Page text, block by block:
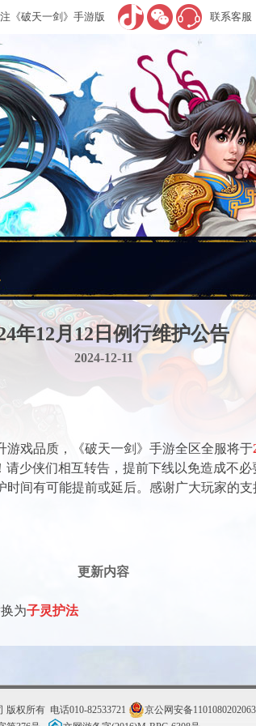
《破天一剑》手游版 联系客服
年12月12日例行维护公告
2024-12-11
游戏品质，《破天一剑》手游全区全服将于
请少侠们相互转告，提前下线以免造成不必
时间有可能提前或延后。感谢广大玩家的
更新内容
为子灵护法
权所有 电话010-82533721
京公网安备